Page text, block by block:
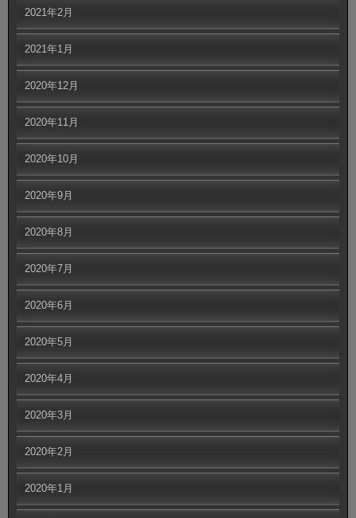
2021年2月
2021年1月
2020年12月
2020年11月
2020年10月
2020年9月
2020年8月
2020年7月
2020年6月
2020年5月
2020年4月
2020年3月
2020年2月
2020年1月